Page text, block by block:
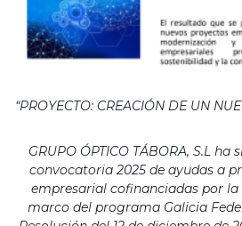
“PROYECTO: CREACIÓN DE UN
GRUPO ÓPTICO TÁBORA, S.L
convocatoria 2025 de ayudas a
empresarial cofinanciadas por la
marco del programa Galicia